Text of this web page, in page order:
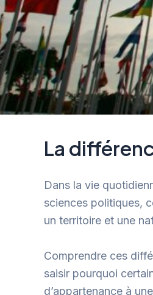
La
Dans la vie
sciences politiques,
un territoire et une
Comprendre ces
saisir pourquoi
d’appartenance à